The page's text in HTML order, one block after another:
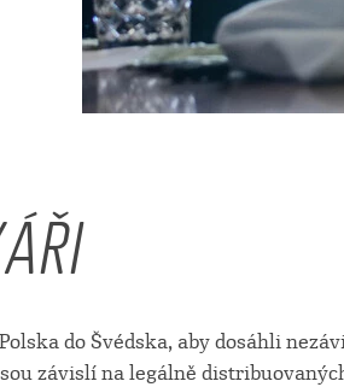
do Švédska, aby dosáhli
závislí na legálně